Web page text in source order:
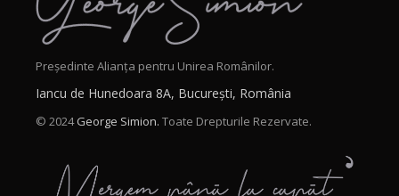
Președinte Alianța pentru Unirea Românilor.
Iancu de Hunedoara 8A, București, România
© 2024George Simion. Toate Drepturile Rezervate.